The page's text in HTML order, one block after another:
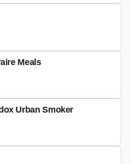
Meals
Urban Smoker